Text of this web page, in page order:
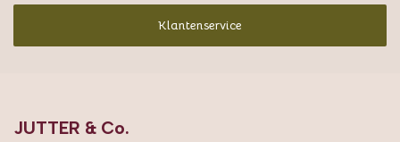
Klantenservice
JUTTER & Co.